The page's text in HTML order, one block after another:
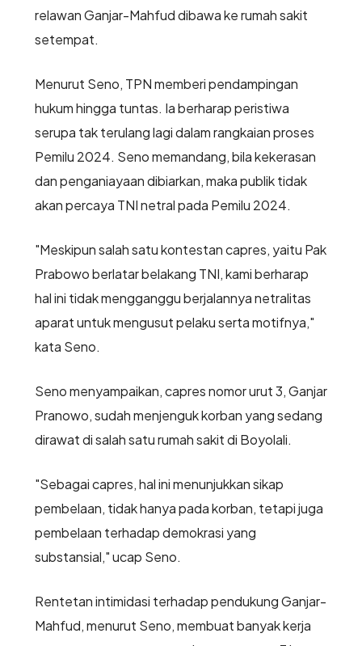
relawan Ganjar-Mahfud dibawa ke rumah sakit
setempat.
Menurut Seno, TPN memberi pendampingan
hukum hingga tuntas. Ia berharap peristiwa
serupa tak terulang lagi dalam rangkaian proses
Pemilu 2024. Seno memandang, bila kekerasan
dan penganiayaan dibiarkan, maka publik tidak
akan percaya TNI netral pada Pemilu 2024.
"Meskipun salah satu kontestan capres, yaitu Pak
Prabowo berlatar belakang TNI, kami berharap
hal ini tidak mengganggu berjalannya netralitas
aparat untuk mengusut pelaku serta motifnya,"
kata Seno.
Seno menyampaikan, capres nomor urut 3, Ganjar
Pranowo, sudah menjenguk korban yang sedang
dirawat di salah satu rumah sakit di Boyolali.
"Sebagai capres, hal ini menunjukkan sikap
pembelaan, tidak hanya pada korban, tetapi juga
pembelaan terhadap demokrasi yang
substansial," ucap Seno.
Rentetan intimidasi terhadap pendukung Ganjar-
Mahfud, menurut Seno, membuat banyak kerja